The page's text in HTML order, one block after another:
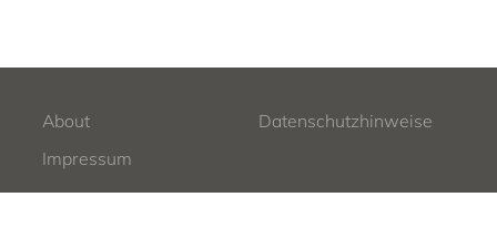
About
Datenschutzhinweise
Impressum